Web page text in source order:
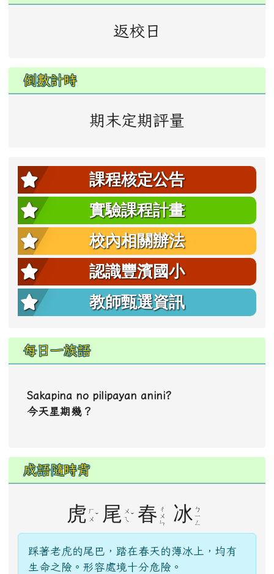
返校日
倒數計時
期末定期評量
課程核定公告
實驗課程計畫
校內相關辦法
認識豐濱國小
教師甄選資訊
每日一族語
Sakapina no pilipayan anini?
今天星期幾？
成語隨時背
虎 ㄏ
ㄨ ˇ 尾 ㄨ
ㄟ ˇ 春 ㄔ
ㄨ
ㄣ
冰 ㄅ
ㄧ
ㄥ
踩著老虎的尾巴，踏在春天的薄冰上，均有
生命之險。形容處境十分危險。